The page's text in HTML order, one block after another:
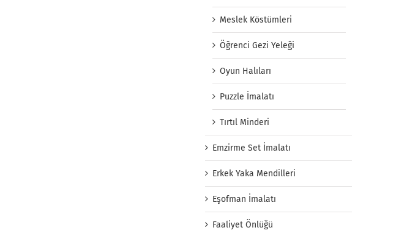
Meslek Köstümleri
Öğrenci Gezi Yeleği
Oyun Halıları
Puzzle İmalatı
Tırtıl Minderi
Emzirme Set İmalatı
Erkek Yaka Mendilleri
Eşofman İmalatı
Faaliyet Önlüğü